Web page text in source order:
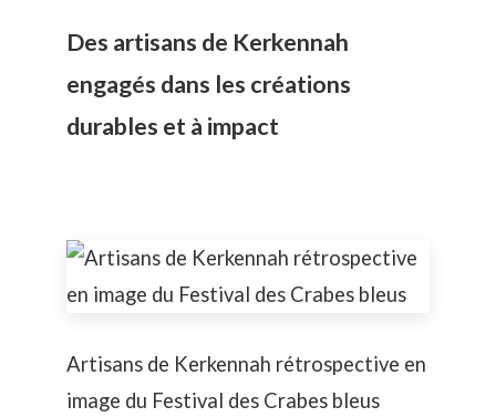
Des artisans de Kerkennah
engagés dans les créations
durables et à impact
Artisans de Kerkennah rétrospective en
image du Festival des Crabes bleus